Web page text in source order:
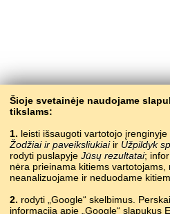
Šioje svetainėje naudojame
tikslams:
1. leisti išsaugoti vartotojo
Žodžiai ir paveiksliukiaiir Užpildyk
rodyti puslapyje Jūsų rezultatai;
nėra prieinama kitiems vartotojams,
neanalizuojame ir neduodame
2. rodyti „Google“ skelbimus.
informaciją apie „Google“ slapukus